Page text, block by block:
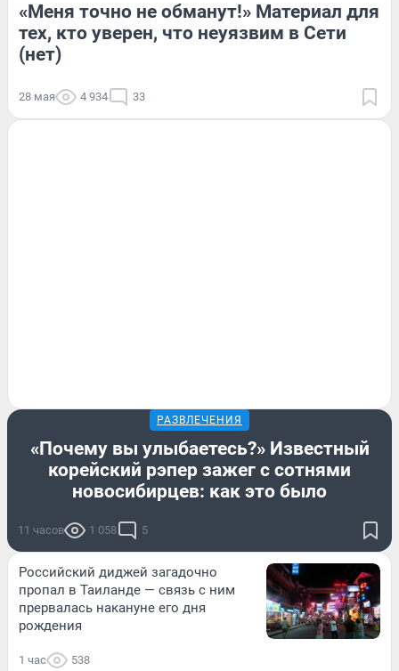
«Меня точно не обманут!» Материал для
тех, кто уверен, что неуязвим в Сети
(нет)
28 мая 4 934 33
РАЗВЛЕЧЕНИЯ
«Почему вы улыбаетесь?» Известный
корейский рэпер зажег с сотнями
новосибирцев: как это было
11 часов 1 058 5
Российский диджей загадочно
пропал в Таиланде — связь с ним
прервалась накануне его дня
рождения
1 час 538